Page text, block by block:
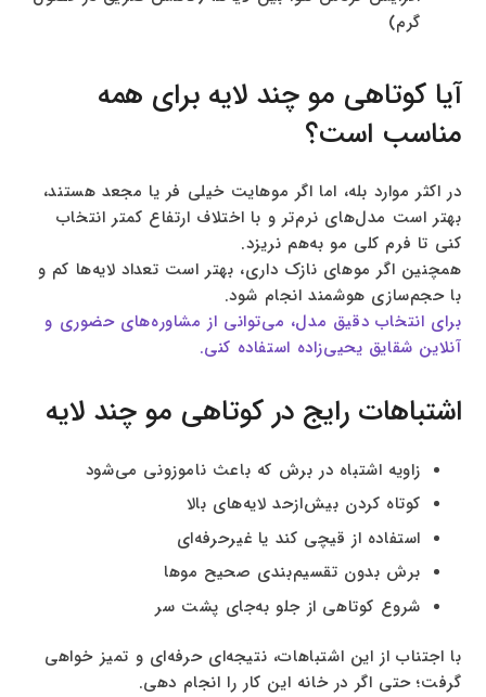
گرم)
آیا کوتاهی مو چند لایه برای همه
مناسب است؟
در اکثر موارد بله، اما اگر موهایت خیلی فر یا مجعد هستند،
بهتر است مدل‌های نرم‌تر و با اختلاف ارتفاع کمتر انتخاب
کنی تا فرم کلی مو به‌هم نریزد.
همچنین اگر موهای نازک داری، بهتر است تعداد لایه‌ها کم و
با حجم‌سازی هوشمند انجام شود.
برای انتخاب دقیق مدل، می‌توانی از مشاوره‌های حضوری و
آنلاین شقایق یحیی‌زاده استفاده کنی.
اشتباهات رایج در کوتاهی مو چند لایه
زاویه اشتباه در برش که باعث ناموزونی می‌شود
کوتاه کردن بیش‌ازحد لایه‌های بالا
استفاده از قیچی کند یا غیرحرفه‌ای
برش بدون تقسیم‌بندی صحیح موها
شروع کوتاهی از جلو به‌جای پشت سر
با اجتناب از این اشتباهات، نتیجه‌ای حرفه‌ای و تمیز خواهی
گرفت؛ حتی اگر در خانه این کار را انجام دهی.